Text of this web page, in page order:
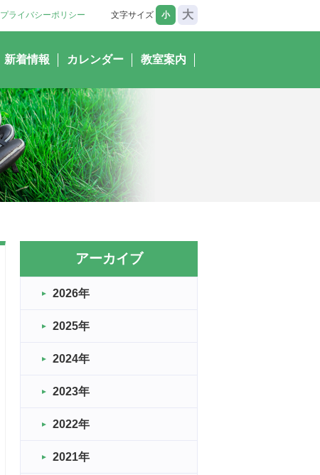
プライバシーポリシー
新着情報 カレンダー 教室案内
文字サイズ 小 大
アーカイブ
2026年
2025年
2024年
2023年
2022年
2021年